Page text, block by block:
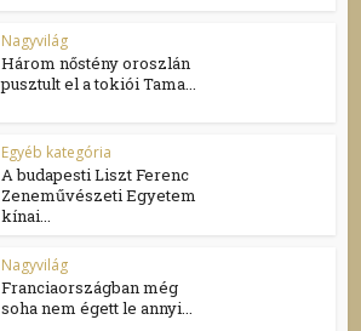
Nagyvilág
Három nőstény oroszlán
pusztult el a tokiói Tama...
Egyéb kategória
A budapesti Liszt Ferenc
Zeneművészeti Egyetem
kínai...
Nagyvilág
Franciaországban még
soha nem égett le annyi...